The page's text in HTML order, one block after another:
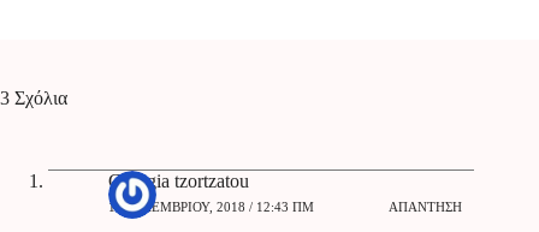
3 Σχόλια
Georgia tzortzatou
16 ΔΕΚΕΜΒΡΊΟΥ, 2018 / 12:43 ΠΜ ΑΠΆΝΤΗΣΗ